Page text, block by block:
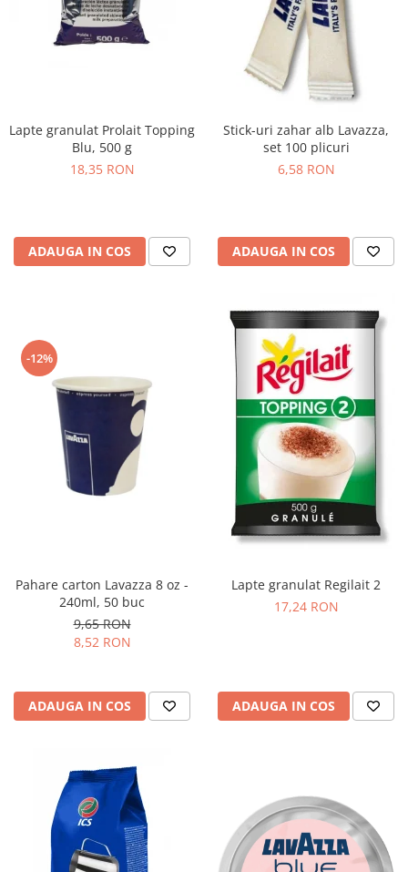
Lapte granulat Prolait Topping
Blu, 500 g
18,35 RON
ADAUGA IN COS
Stick-uri zahar alb Lavazza,
set 100 plicuri
6,58 RON
ADAUGA IN COS
-12%
Pahare carton Lavazza 8 oz -
240ml, 50 buc
9,65 RON
8,52 RON
ADAUGA IN COS
Lapte granulat Regilait 2
17,24 RON
ADAUGA IN COS